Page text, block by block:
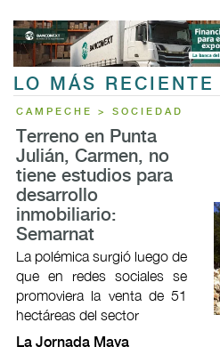
LO MÁS RECIENTE
CAMPECHE > SOCIEDAD
Terreno en Punta
Julián, Carmen, no
tiene estudios para
desarrollo
inmobiliario:
Semarnat
La polémica surgió luego de
que en redes sociales se
promoviera la venta de 51
hectáreas del sector
La Jornada Maya